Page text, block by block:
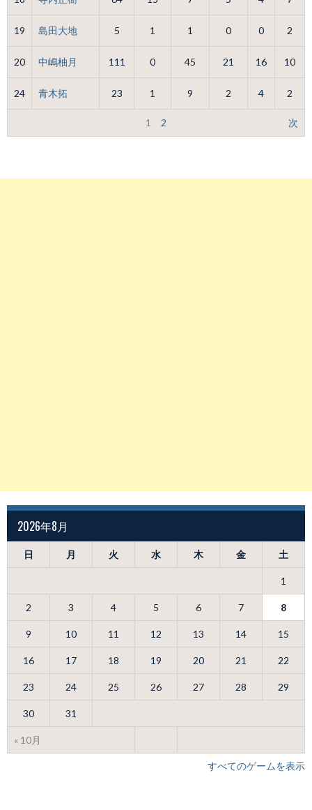
19 島田大地 5 1 1 0 0 2
20 中嶋柚月 111 0 45 21 16 10
24 青木拓 23 1 9 2 4 2
1 2 次
2026年8月
日 月 火 水 木 金 土
« 10月
1
2 3 4 5 6 7 8
9 10 11 12 13 14 15
16 17 18 19 20 21 22
23 24 25 26 27 28 29
30 31
すべてのゲームを表示